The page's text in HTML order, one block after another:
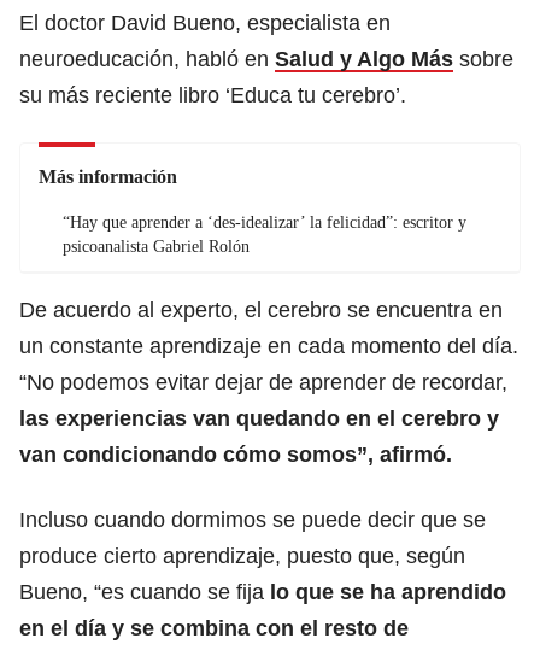
El doctor David Bueno, especialista en
neuroeducación, habló en Salud y Algo Más sobre
su más reciente libro ‘Educa tu cerebro’.
Más información
“Hay que aprender a ‘des-idealizar’ la felicidad”: escritor y
psicoanalista Gabriel Rolón
De acuerdo al experto, el cerebro se encuentra en
un constante aprendizaje en cada momento del día.
“No podemos evitar dejar de aprender de recordar,
las experiencias van quedando en el cerebro y
van condicionando cómo somos”, afirmó.
Incluso cuando dormimos se puede decir que se
produce cierto aprendizaje, puesto que, según
Bueno, “es cuando se fija lo que se ha aprendido
en el día y se combina con el resto de